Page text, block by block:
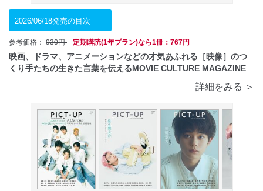
2026/06/18発売の目次
参考価格： 930円 定期購読(1年プラン)なら1冊：767円
映画、ドラマ、アニメーションなどの才気あふれる［映像］のつ
くり手たちの生きた言葉を伝えるMOVIE CULTURE MAGAZINE
詳細をみる ＞